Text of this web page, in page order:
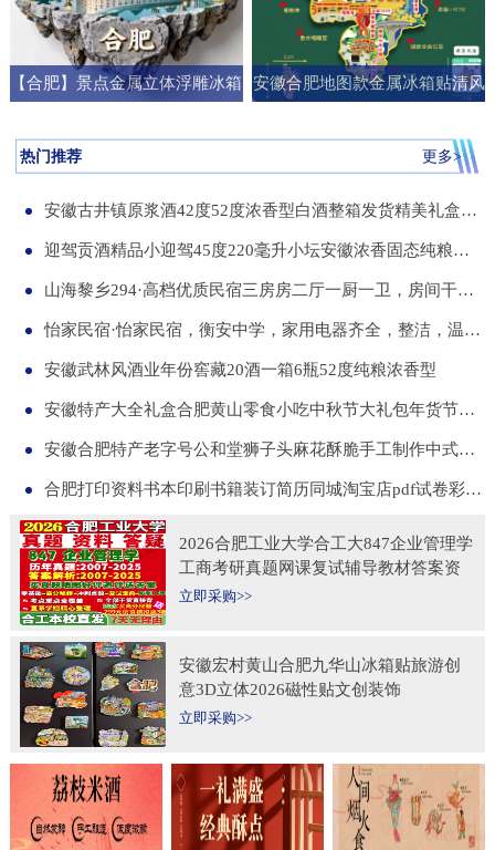
【合肥】景点金属立体浮雕冰箱 安徽合肥地图款金属冰箱贴清风
热门推荐 更多>
安徽古井镇原浆酒42度52度浓香型白酒整箱发货精美礼盒纯粮食白酒
迎驾贡酒精品小迎驾45度220毫升小坛安徽浓香固态纯粮酒整箱12瓶
山海黎乡294·高档优质民宿三房房二厅一厨一卫，房间干净整洁，可短住，可长租
怡家民宿·怡家民宿，衡安中学，家用电器齐全，整洁，温馨，可短租，月租
安徽武林风酒业年份窖藏20酒一箱6瓶52度纯粮浓香型
安徽特产大全礼盒合肥黄山零食小吃中秋节大礼包年货节送伴手礼品
安徽合肥特产老字号公和堂狮子头麻花酥脆手工制作中式糕点伴手礼
合肥打印资料书本印刷书籍装订简历同城淘宝店pdf试卷彩色a34讲义
2026合肥工业大学合工大847企业管理学
工商考研真题网课复试辅导教材答案资
料考前冲刺押题预测三套卷3套题
立即采购>>
安徽宏村黄山合肥九华山冰箱贴旅游创
意3D立体2026磁性贴文创装饰
立即采购>>